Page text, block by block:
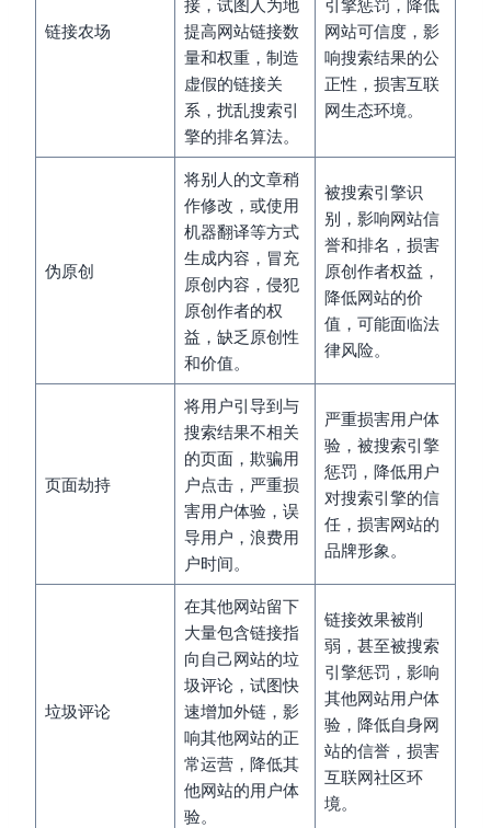
链接农场
提高网站链接数
量和权重，制造
虚假的链接关
系，扰乱搜索引
擎的排名算法。
网站可信度，影
响搜索结果的公
正性，损害互联
网生态环境。
伪原创
将别人的文章稍
作修改，或使用
机器翻译等方式
生成内容，冒充
原创内容，侵犯
原创作者的权
益，缺乏原创性
和价值。
被搜索引擎识
别，影响网站信
誉和排名，损害
原创作者权益，
降低网站的价
值，可能面临法
律风险。
页面劫持
将用户引导到与
搜索结果不相关
的页面，欺骗用
户点击，严重损
害用户体验，误
导用户，浪费用
户时间。
严重损害用户体
验，被搜索引擎
惩罚，降低用户
对搜索引擎的信
任，损害网站的
品牌形象。
垃圾评论
在其他网站留下
大量包含链接指
向自己网站的垃
圾评论，试图快
速增加外链，影
响其他网站的正
常运营，降低其
他网站的用户体
验。
链接效果被削
弱，甚至被搜索
引擎惩罚，影响
其他网站用户体
验，降低自身网
站的信誉，损害
互联网社区环
境。